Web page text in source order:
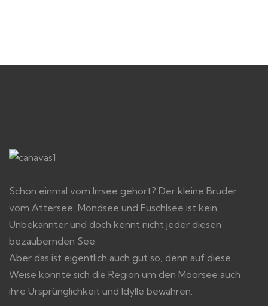
Schon einmal vom Irrsee gehört? Der kleine Bruder
vom Attersee, Mondsee und Fuschlsee ist kein
Unbekannter und doch kennt nicht jeder diesen
bezaubernden See.
Aber das ist eigentlich auch gut so, denn auf diese
Weise konnte sich die Region um den Moorsee auch
ihre Ursprünglichkeit und Idylle bewahren.